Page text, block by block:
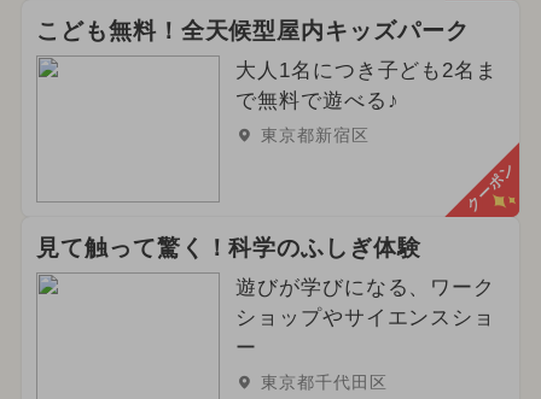
こども無料！全天候型屋内キッズパーク
大人1名につき子ども2名ま
で無料で遊べる♪
東京都新宿区
クーポン
見て触って驚く！科学のふしぎ体験
遊びが学びになる、ワーク
ショップやサイエンスショ
ー
東京都千代田区